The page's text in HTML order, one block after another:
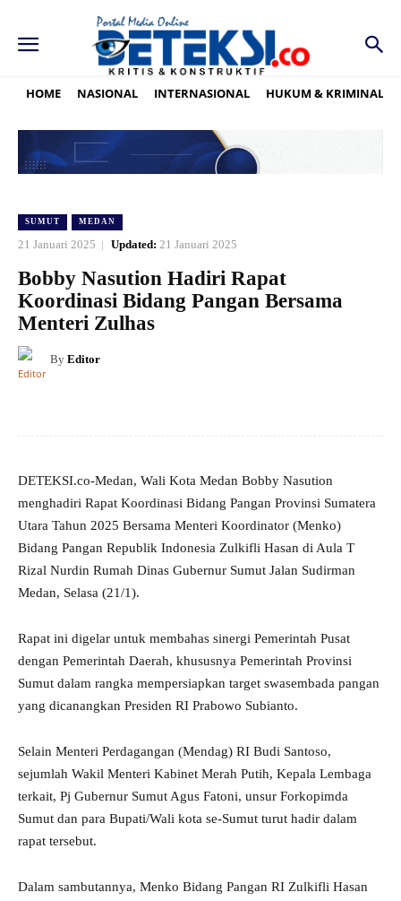
HOME NASIONAL INTERNASIONAL HUKUM & KRIMINAL
SUMUT MEDAN
21 Januari 2025 Updated: 21 Januari 2025
Bobby Nasution Hadiri Rapat
Koordinasi Bidang Pangan Bersama
Menteri Zulhas
By Editor
DETEKSI.co-Medan, Wali Kota Medan Bobby Nasution
menghadiri Rapat Koordinasi Bidang Pangan Provinsi Sumatera
Utara Tahun 2025 Bersama Menteri Koordinator (Menko)
Bidang Pangan Republik Indonesia Zulkifli Hasan di Aula T
Rizal Nurdin Rumah Dinas Gubernur Sumut Jalan Sudirman
Medan, Selasa (21/1).
Rapat ini digelar untuk membahas sinergi Pemerintah Pusat
dengan Pemerintah Daerah, khususnya Pemerintah Provinsi
Sumut dalam rangka mempersiapkan target swasembada pangan
yang dicanangkan Presiden RI Prabowo Subianto.
Selain Menteri Perdagangan (Mendag) RI Budi Santoso,
sejumlah Wakil Menteri Kabinet Merah Putih, Kepala Lembaga
terkait, Pj Gubernur Sumut Agus Fatoni, unsur Forkopimda
Sumut dan para Bupati/Wali kota se-Sumut turut hadir dalam
rapat tersebut.
Dalam sambutannya, Menko Bidang Pangan RI Zulkifli Hasan